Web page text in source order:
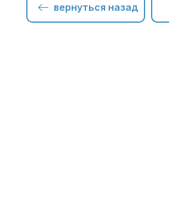
вернуться назад